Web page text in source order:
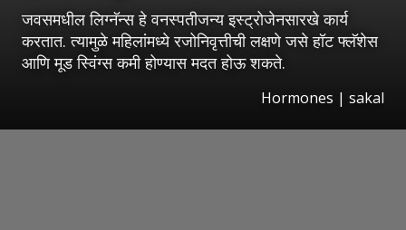
जवसमधील लिग्नॅन्स हे वनस्पतीजन्य इस्ट्रोजेनसारखे कार्य
करतात. त्यामुळे महिलांमध्ये रजोनिवृत्तीची लक्षणे जसे हॉट फ्लॅशेस
आणि मूड स्विंग्स कमी होण्यास मदत होऊ शकते.
Hormones | sakal